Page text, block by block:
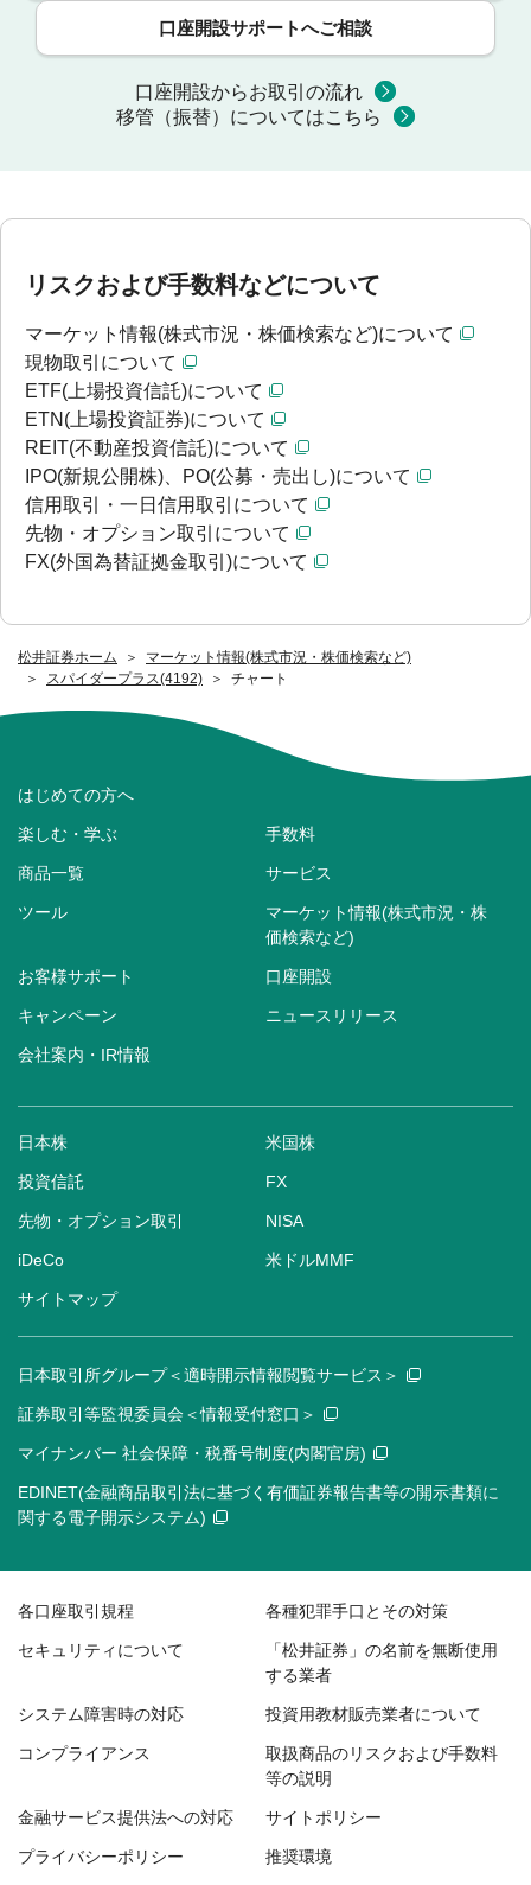
松井証券ホーム
マーケット情報(株式市況・株価検索など)
スパイダープラス(4192)
チャート
口座開設サポートへご相談
口座開設からお取引の流れ
移管（振替）についてはこちら
リスクおよび手数料などについて
マーケット情報(株式市況・株価検索など)について
現物取引について
ETF(上場投資信託)について
ETN(上場投資証券)について
REIT(不動産投資信託)について
IPO(新規公開株)、PO(公募・売出し)について
信用取引・一日信用取引について
先物・オプション取引について
FX(外国為替証拠金取引)について
はじめての方へ
楽しむ・学ぶ 手数料
商品一覧 サービス
ツール
マーケット情報(株式市況・株
価検索など)
お客様サポート 口座開設
キャンペーン ニュースリリース
会社案内・IR情報
日本株 米国株
投資信託 FX
先物・オプション取引 NISA
iDeCo 米ドルMMF
サイトマップ
日本取引所グループ＜適時開示情報閲覧サービス＞
証券取引等監視委員会＜情報受付窓口＞
マイナンバー 社会保障・税番号制度(内閣官房)
EDINET(金融商品取引法に基づく有価証券報告書等の開示書類に
関する電子開示システム)
各口座取引規程 各種犯罪手口とその対策
セキュリティについて
「松井証券」の名前を無断使用
する業者
システム障害時の対応 投資用教材販売業者について
コンプライアンス
取扱商品のリスクおよび手数料
等の説明
金融サービス提供法への対応 サイトポリシー
プライバシーポリシー 推奨環境